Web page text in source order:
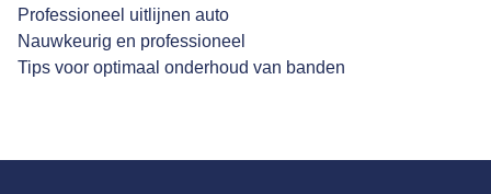
Professioneel uitlijnen auto
Nauwkeurig en professioneel
Tips voor optimaal onderhoud van banden